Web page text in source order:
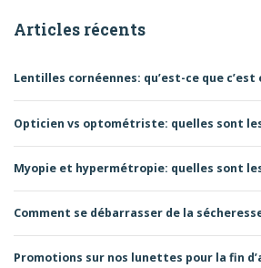
Articles récents
Lentilles cornéennes: qu’est-ce que
Opticien vs optométriste: quelles sont
Myopie et hypermétropie: quelles sont
Comment se débarrasser de la
Promotions sur nos lunettes pour la fin